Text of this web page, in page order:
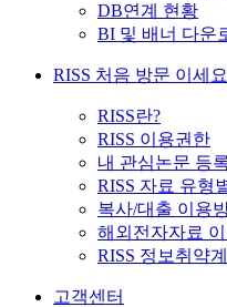
DB연계 현황
BI 및 배너 다운
RISS 처음 방문 이세
RISS란?
RISS 이용권한
내 관심논문 등
RISS 자료 유형
복사/대출 이용
해외전자자료
RISS 정보취약
고객센터